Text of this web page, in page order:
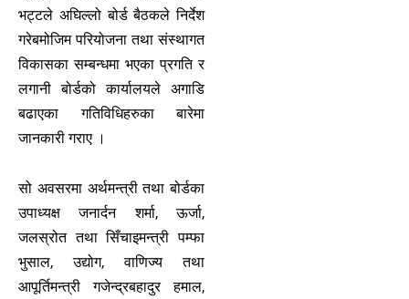
भट्टले अघिल्लो बोर्ड बैठकले निर्देश
गरेबमोजिम परियोजना तथा संस्थागत
विकासका सम्बन्धमा भएका प्रगति र
लगानी बोर्डको कार्यालयले अगाडि
बढाएका गतिविधिहरुका बारेमा
जानकारी गराए ।
सो अवसरमा अर्थमन्त्री तथा बोर्डका
उपाध्यक्ष जनार्दन शर्मा, ऊर्जा,
जलस्रोत तथा सिँचाइमन्त्री पम्फा
भुसाल, उद्योग, वाणिज्य तथा
आपूर्तिमन्त्री गजेन्द्रबहादुर हमाल,